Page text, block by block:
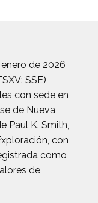
de 2026
SSE),
con sede en
de Nueva
Paul K. Smith,
con
como
de